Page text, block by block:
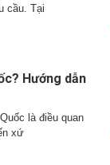
cầu. Tại
Hướng dẫn
là điều quan
xứ